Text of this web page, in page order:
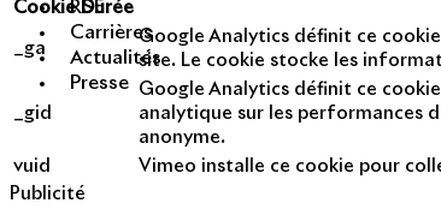
RSE
Carrières
Actualités
Presse
Cookie Durée
_ga
Google Analytics définit ce
site. Le cookie stocke les
_gid
Google Analytics définit ce
analytique sur les performances
anonyme.
vuid
Vimeo installe ce cookie pour
Publicité